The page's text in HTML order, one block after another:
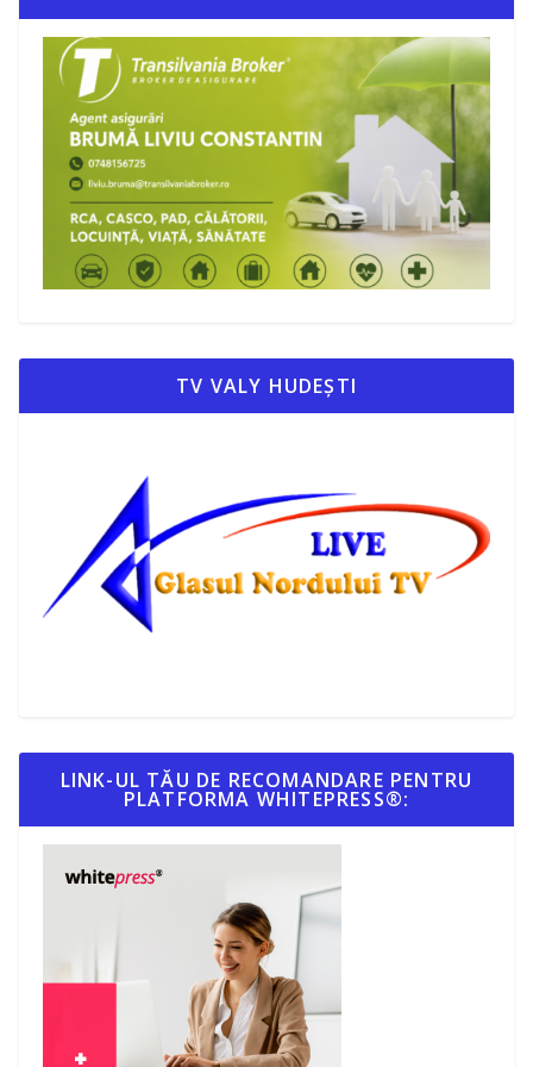
TV VALY HUDEȘTI
LINK-UL TĂU DE RECOMANDARE PENTRU
PLATFORMA WHITEPRESS®: